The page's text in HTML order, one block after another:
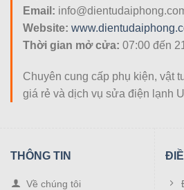
Chất liệu nhựa ABS cao cấp:
đập tốt và an toàn tuyệt đối cho
là trẻ nhỏ.
Màn hình hiển thị sắc nét:
số về nhiệt độ, chế độ gió,
hồi nảy và được in ký hiệu rõ
Email:
Website:
Thời gian mở cửa: 07:00 đến
Chuyên cung cấp phụ kiện, vật
giá rẻ và dịch vụ sửa điện lạnh
THÔNG TIN
Về chúng tôi